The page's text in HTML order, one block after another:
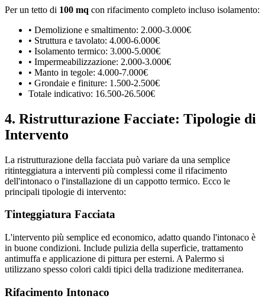
Per un tetto di 100 mq con rifacimento completo incluso isolamento:
• Demolizione e smaltimento: 2.000-3.000€
• Struttura e tavolato: 4.000-6.000€
• Isolamento termico: 3.000-5.000€
• Impermeabilizzazione: 2.000-3.000€
• Manto in tegole: 4.000-7.000€
• Grondaie e finiture: 1.500-2.500€
Totale indicativo: 16.500-26.500€
4. Ristrutturazione Facciate: Tipologie di
Intervento
La ristrutturazione della facciata può variare da una semplice
ritinteggiatura a interventi più complessi come il rifacimento
dell'intonaco o l'installazione di un cappotto termico. Ecco le
principali tipologie di intervento:
Tinteggiatura Facciata
L'intervento più semplice ed economico, adatto quando l'intonaco è
in buone condizioni. Include pulizia della superficie, trattamento
antimuffa e applicazione di pittura per esterni. A Palermo si
utilizzano spesso colori caldi tipici della tradizione mediterranea.
Rifacimento Intonaco